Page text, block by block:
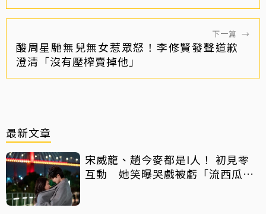
下一篇 →
酸周星馳無兒無女惹眾怒！李修賢發聲道歉
澄清「沒有壓榨賣掉他」
最新文章
宋威龍、趙今麥都是I人！ 初見零
互動 她笑曝哭戲被虧「流西瓜